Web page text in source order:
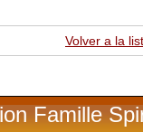
Volver a la
Famille